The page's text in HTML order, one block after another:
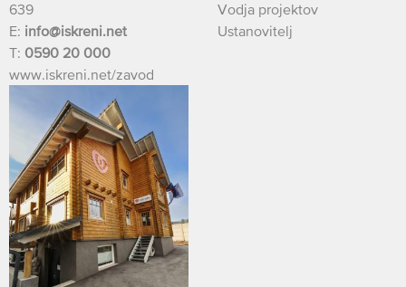
639
E: info@iskreni.net
T: 0590 20 000
www.iskreni.net/zavod
Vodja projektov
Ustanovitelj